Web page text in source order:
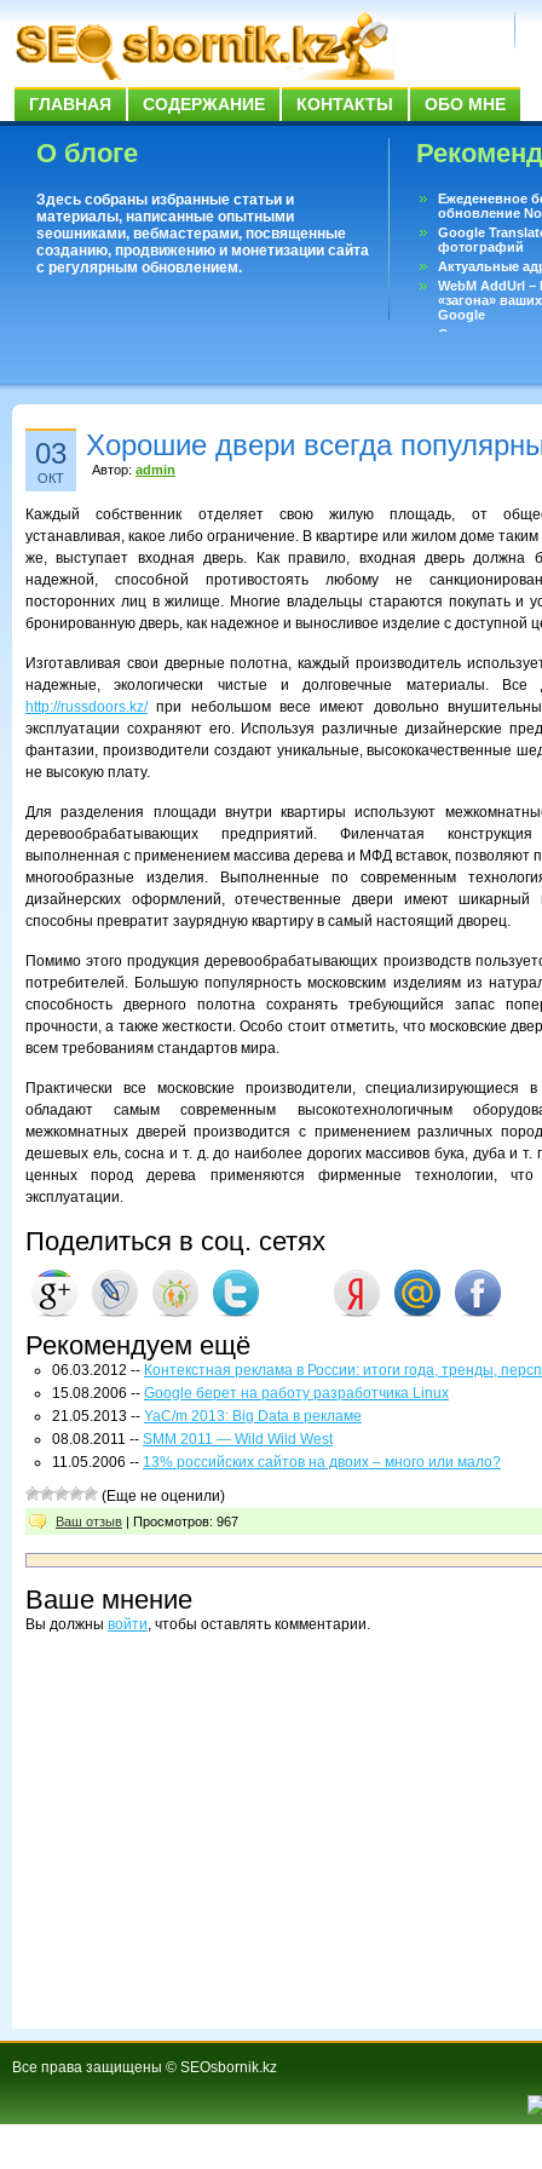
ГЛАВНАЯ СОДЕРЖАНИЕ КОНТАКТЫ ОБО МНЕ
О блоге
Здесь собраны избранные статьи и
материалы, написанные опытными
seoшниками, вебмастерами, посвященные
созданию, продвижению и монетизации сайта
с регулярным обновлением.
Ежеденевное
обновление
Google
фотографий
Актуальные
WebM AddUrl
«загона»
Google
Существует
03
ОКТ
Хорошие двери всегда
Автор: admin
Каждый собственник отделяет свою жилую площадь, от
устанавливая, какое либо ограничение. В квартире или жилом доме
же, выступает входная дверь. Как правило, входная дверь должна
надежной, способной противостоять любому не
посторонних лиц в жилище. Многие владельцы стараются покупать и
бронированную дверь, как надежное и выносливое изделие с доступной
Изготавливая свои дверные полотна, каждый производитель
надежные, экологически чистые и долговечные материалы.
http://russdoors.kz/при небольшом весе имеют довольно
эксплуатации сохраняют его. Используя различные дизайнерские
фантазии, производители создают уникальные, высококачественные
не высокую плату.
Для разделения площади внутри квартиры используют
деревообрабатывающих предприятий. Филенчатая
выполненная с применением массива дерева и МФД вставок, позволяют
многообразные изделия. Выполненные по современным
дизайнерских оформлений, отечественные двери имеют
способны превратит заурядную квартиру в самый настоящий дворец.
Помимо этого продукция деревообрабатывающих производств
потребителей. Большую популярность московским изделиям из
способность дверного полотна сохранять требующийся запас
прочности, а также жесткости. Особо стоит отметить, что московские
всем требованиям стандартов мира.
Практически все московские производители, специализирующиеся
обладают самым современным высокотехнологичным
межкомнатных дверей производится с применением различных
дешевых ель, сосна и т. д. до наиболее дорогих массивов бука, дуба и т.
ценных пород дерева применяются фирменные технологии,
эксплуатации.
Поделиться в соц. сетях
Рекомендуем ещё
06.03.2012 -- Контекстная реклама в России: итоги года, тренды,
15.08.2006 -- Google берет на работу разработчика Linux
21.05.2013 -- YaC/m 2013: Big Data в рекламе
08.08.2011 -- SMM 2011 — Wild Wild West
11.05.2006 -- 13% российских сайтов на двоих – много или мало?
(Еще не оценили)
Ваш отзыв | Просмотров: 967
Ваше мнение
Вы должны войти, чтобы оставлять комментарии.
Все права защищены © SEOsbornik.kz